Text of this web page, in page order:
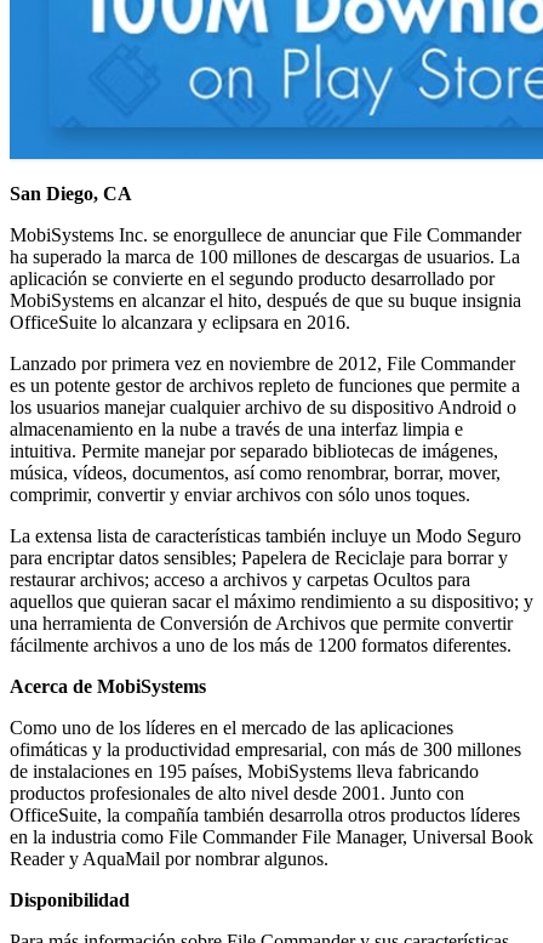
San Diego, CA
MobiSystems Inc. se enorgullece de anunciar que File Commander
ha superado la marca de 100 millones de descargas de usuarios. La
aplicación se convierte en el segundo producto desarrollado por
MobiSystems en alcanzar el hito, después de que su buque insignia
OfficeSuite lo alcanzara y eclipsara en 2016.
Lanzado por primera vez en noviembre de 2012, File Commander
es un potente gestor de archivos repleto de funciones que permite a
los usuarios manejar cualquier archivo de su dispositivo Android o
almacenamiento en la nube a través de una interfaz limpia e
intuitiva. Permite manejar por separado bibliotecas de imágenes,
música, vídeos, documentos, así como renombrar, borrar, mover,
comprimir, convertir y enviar archivos con sólo unos toques.
La extensa lista de características también incluye un Modo Seguro
para encriptar datos sensibles; Papelera de Reciclaje para borrar y
restaurar archivos; acceso a archivos y carpetas Ocultos para
aquellos que quieran sacar el máximo rendimiento a su dispositivo; y
una herramienta de Conversión de Archivos que permite convertir
fácilmente archivos a uno de los más de 1200 formatos diferentes.
Acerca de MobiSystems
Como uno de los líderes en el mercado de las aplicaciones
ofimáticas y la productividad empresarial, con más de 300 millones
de instalaciones en 195 países, MobiSystems lleva fabricando
productos profesionales de alto nivel desde 2001. Junto con
OfficeSuite, la compañía también desarrolla otros productos líderes
en la industria como File Commander File Manager, Universal Book
Reader y AquaMail por nombrar algunos.
Disponibilidad